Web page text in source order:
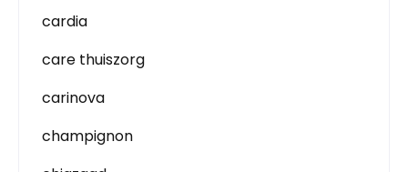
cardia
care thuiszorg
carinova
champignon